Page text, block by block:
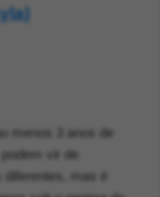
menos 3 anos de
vir de
mas é